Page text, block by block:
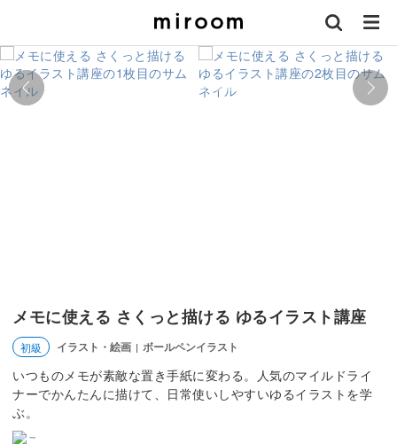
メモに使える さくっと描ける ゆるイラスト講座
初級 イラスト・絵画 | ボールペンイラスト
いつものメモが素敵な置き手紙に変わる。人気のマイルドライ
ナーでかんたんに描けて、日常使いしやすいゆるイラストを学
ぶ。